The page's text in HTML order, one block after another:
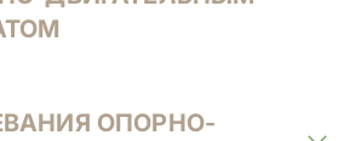
ОПОРНО-